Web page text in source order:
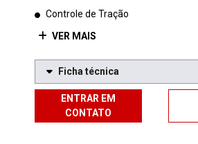
Controle de Tração
VER MAIS
Ficha técnica
ENTRAR EM
CONTATO